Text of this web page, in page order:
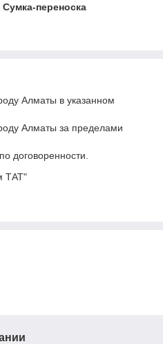
Сумка-переноска
Алматы в указанном
Алматы за пределами
договоренности.
ТАТ"